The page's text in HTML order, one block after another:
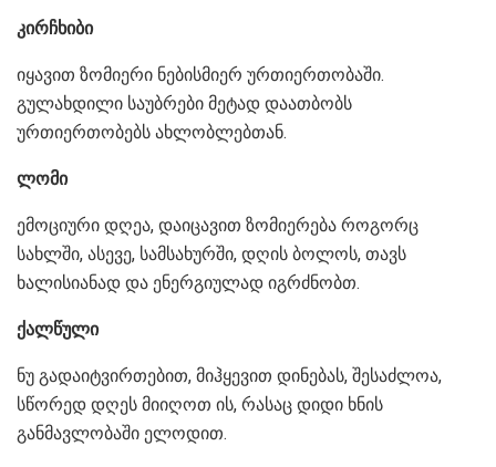
კირჩხიბი
იყავით ზომიერი ნებისმიერ ურთიერთობაში.
გულახდილი საუბრები მეტად დაათბობს
ურთიერთობებს ახლობლებთან.
ლომი
ემოციური დღეა, დაიცავით ზომიერება როგორც
სახლში, ასევე, სამსახურში, დღის ბოლოს, თავს
ხალისიანად და ენერგიულად იგრძნობთ.
ქალწული
ნუ გადაიტვირთებით, მიჰყევით დინებას, შესაძლოა,
სწორედ დღეს მიიღოთ ის, რასაც დიდი ხნის
განმავლობაში ელოდით.